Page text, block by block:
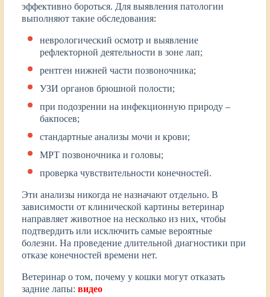
эффективно бороться. Для выявления патологии
выполняют такие обследования:
неврологический осмотр и выявление
рефлекторной деятельности в зоне лап;
рентген нижней части позвоночника;
УЗИ органов брюшной полости;
при подозрении на инфекционную природу –
бакпосев;
стандартные анализы мочи и крови;
МРТ позвоночника и головы;
проверка чувствительности конечностей.
Эти анализы никогда не назначают отдельно. В
зависимости от клинической картины ветеринар
направляет животное на несколько из них, чтобы
подтвердить или исключить самые вероятные
болезни. На проведение длительной диагностики при
отказе конечностей времени нет.
Ветеринар о том, почему у кошки могут отказать
задние лапы: видео